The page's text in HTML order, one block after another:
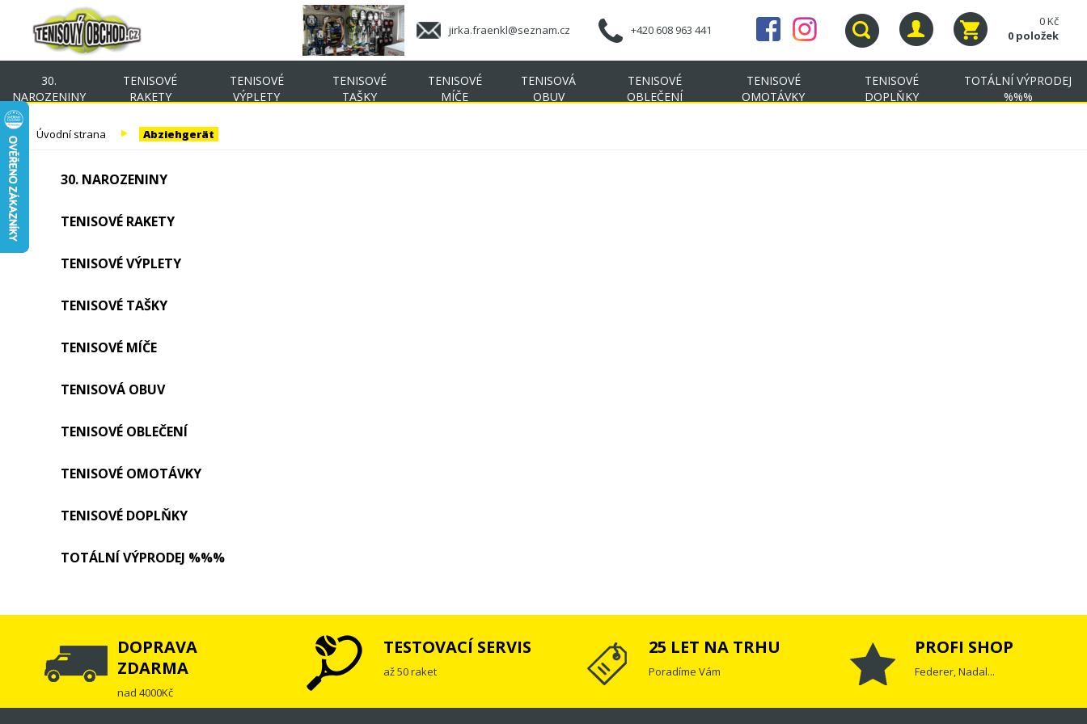
jirka.fraenkl@seznam.cz +420 608 963 441
0 Kč
0 položek
30.
NAROZENINY
TENISOVÉ
RAKETY
TENISOVÉ
VÝPLETY
TENISOVÉ
TAŠKY
TENISOVÉ
MÍČE
TENISOVÁ
OBUV
TENISOVÉ
OBLEČENÍ
TENISOVÉ
OMOTÁVKY
TENISOVÉ
DOPLŇKY
TOTÁLNÍ VÝPRODEJ
%%%
Úvodní strana Abziehgerät
30. NAROZENINY
TENISOVÉ RAKETY
TENISOVÉ VÝPLETY
TENISOVÉ TAŠKY
TENISOVÉ MÍČE
TENISOVÁ OBUV
TENISOVÉ OBLEČENÍ
TENISOVÉ OMOTÁVKY
TENISOVÉ DOPLŇKY
TOTÁLNÍ VÝPRODEJ %%%
DOPRAVA
ZDARMA
nad 4000Kč
TESTOVACÍ SERVIS
až 50 raket
25 LET NA TRHU
Poradíme Vám
PROFI SHOP
Federer, Nadal...